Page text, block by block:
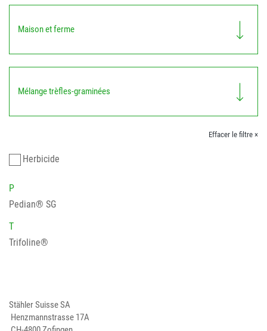
Maison et ferme
Mélange trèfles-graminées
Effacer le filtre ×
Herbicide
P
Pedian® SG
T
Trifoline®
Stähler Suisse SA
Henzmannstrasse 17A